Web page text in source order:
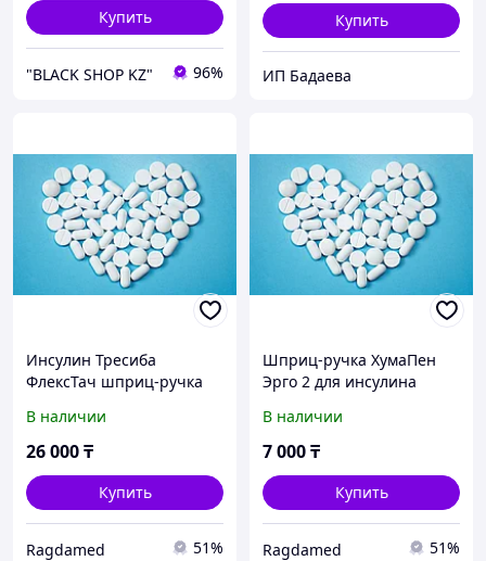
Купить
"BLACK SHOP KZ" 96%
Купить
ИП Бадаева
Инсулин Тресиба
ФлексТач шприц-ручка
100 ЕД/мл 3 мл № 5
В наличии
26 000₸
Купить
Ragdamed 51%
Шприц-ручка ХумаПен
Эрго 2 для инсулина
В наличии
7 000₸
Купить
Ragdamed 51%